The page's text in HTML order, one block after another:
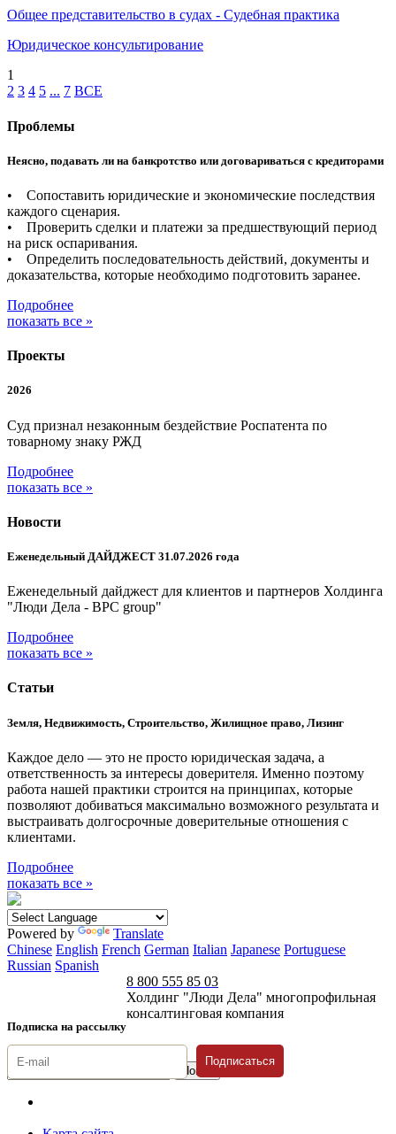
Общее представительство в судах - Судебная практика
Юридическое консультирование
1
2 3 4 5 ... 7 ВСЕ
Проблемы
Неясно, подавать ли на банкротство или договариваться с кредиторами
• Сопоставить юридические и экономические последствия
каждого сценария.
• Проверить сделки и платежи за предшествующий период
на риск оспаривания.
• Определить последовательность действий, документы и
доказательства, которые необходимо подготовить заранее.
Подробнее
показать все »
Проекты
2026
Суд признал незаконным бездействие Роспатента по
товарному знаку РЖД
Подробнее
показать все »
Новости
Еженедельный ДАЙДЖЕСТ 31.07.2026 года
Еженедельный дайджест для клиентов и партнеров Холдинга
"Люди Дела - BPC group"
Подробнее
показать все »
Статьи
Земля, Недвижимость, Строительство, Жилищное право, Лизинг
Каждое дело — это не просто юридическая задача, а
ответственность за интересы доверителя. Именно поэтому
работа нашей практики строится на принципах, которые
позволяют добиваться максимально возможного результата и
выстраивать долгосрочные доверительные отношения с
клиентами.
Подробнее
показать все »
Powered by
Translate
Chinese English French German Italian Japanese Portuguese
Russian Spanish
Подписка на рассылку
8 800 555 85 03
Холдинг "Люди Дела" многопрофильная
консалтинговая компания
Подписаться